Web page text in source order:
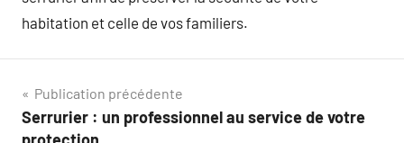
habitation et celle de vos familiers.
Navigation
de
Publication précédente
Serrurier : un professionnel au service de votre